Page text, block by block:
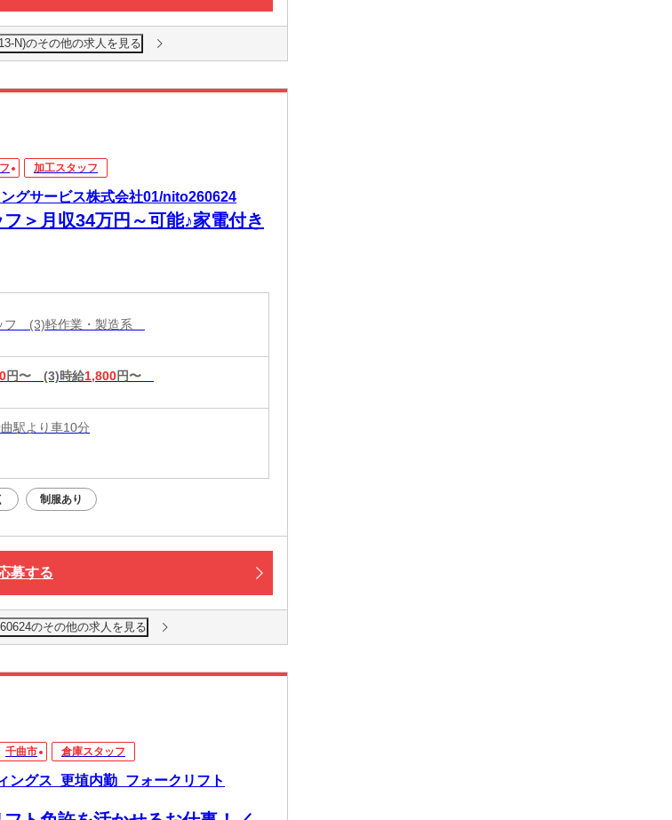
N)のその他の求人を見る
加工スタッフ
グサービス株式会社01/nito260624
＞月収34万円～可能♪家電付き
フ (3)軽作業・製造系
円〜 (3)時給1,800円〜
駅より車10分
制服あり
募する
のその他の求人を見る
千曲市 倉庫スタッフ
ングス_更埴内勤_フォークリフト